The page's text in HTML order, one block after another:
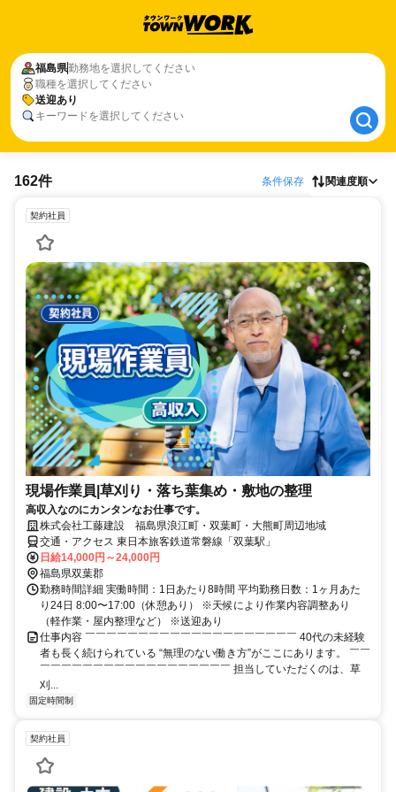
福島県勤務地を選択してください
職種を選択してください
送迎あり
キーワードを選択してください
福島県
送迎あり
162件 条件保存 関連度順
契約社員
現場作業員|草刈り・落ち葉集め・敷地の整理
高収入なのにカンタンなお仕事です。
株式会社工藤建設 福島県浪江町・双葉町・大熊町周辺地域
交通・アクセス 東日本旅客鉄道常磐線「双葉駅」
日給14,000円～24,000円
福島県双葉郡
勤務時間詳細 実働時間：1日あたり8時間 平均勤務日数：1ヶ月あた
り24日 8:00〜17:00（休憩あり） ※天候により作業内容調整あり
（軽作業・屋内整理など） ※送迎あり
仕事内容 ￣￣￣￣￣￣￣￣￣￣￣￣￣￣￣￣￣￣￣￣ 40代の未経験
者も長く続けられている “無理のない働き方”がここにあります。 ￣￣
￣￣￣￣￣￣￣￣￣￣￣￣￣￣￣￣￣￣ 担当していただくのは、草
刈...
固定時間制
契約社員